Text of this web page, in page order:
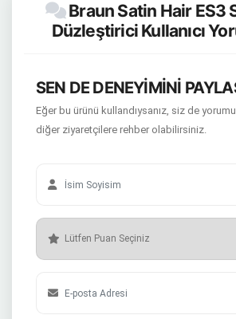
Braun Satin Hair ES3
Düzleştirici Kullanıcı
SEN DE DENEYİMİNİ
Eğer bu ürünü kullandıysanız, siz de
diğer ziyaretçilere rehber olabilirsiniz.